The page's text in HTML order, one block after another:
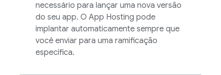
necessário para lançar uma nova versão
do seu app. O App Hosting pode
implantar automaticamente sempre que
você enviar para uma ramificação
específica.